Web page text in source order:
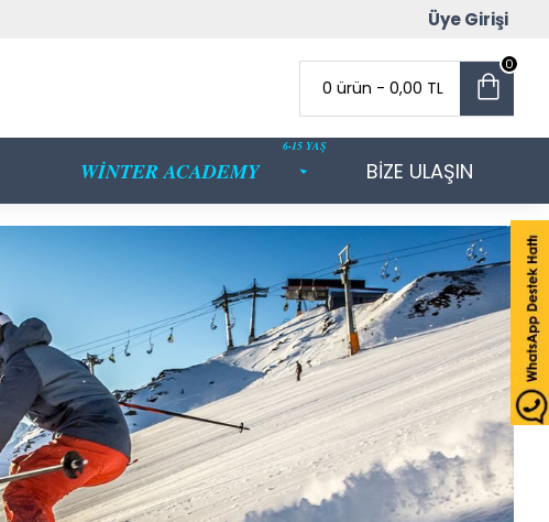
Üye Girişi
0 ürün - 0,00 TL
0
WİNTER ACADEMY
6-15 YAŞ
BİZE ULAŞIN